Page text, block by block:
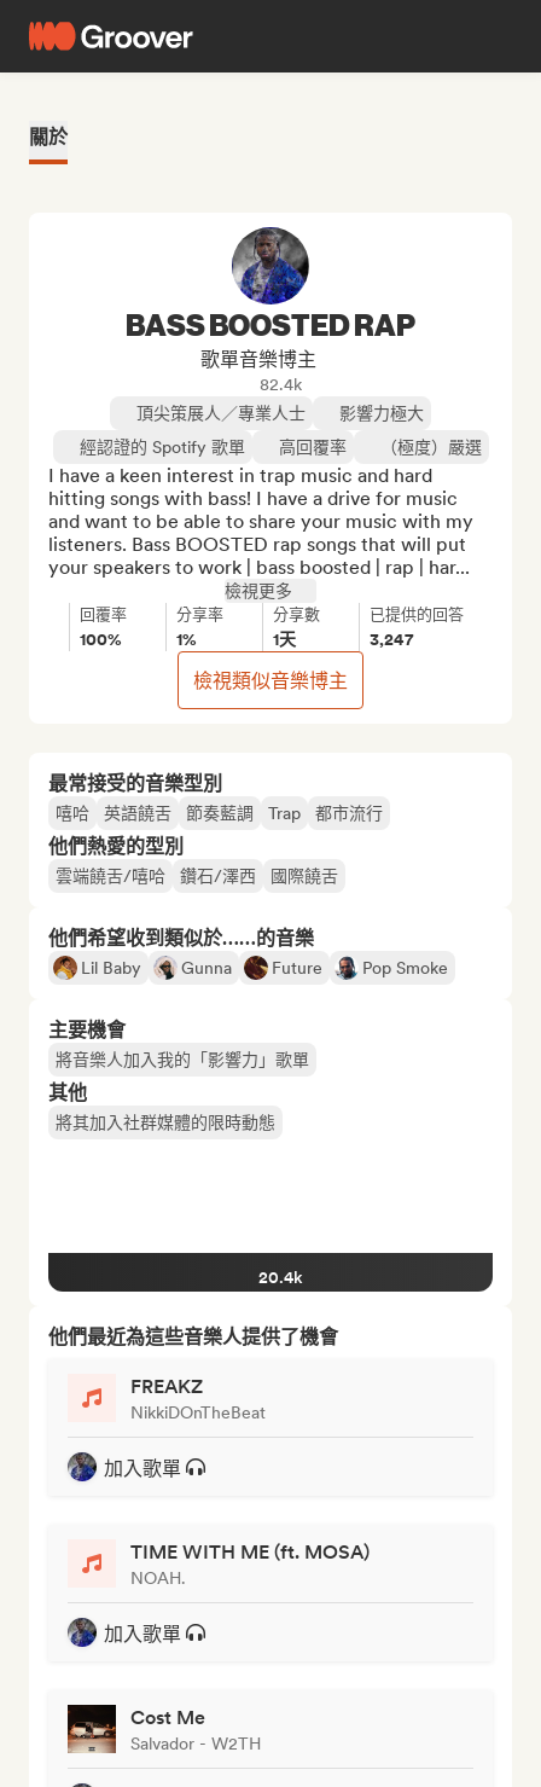
關於
最常接受的音樂型別
嘻哈 英語饒舌 節奏藍調 Trap 都市流行
他們熱愛的型別
雲端饒舌/嘻哈 鑽石/澤西 國際饒舌
他們希望收到類似於……的音樂
Lil Baby Gunna Future Pop Smoke
主要機會
將音樂人加入我的「影響力」歌單
其他
將其加入社群媒體的限時動態
20.4k
他們最近為這些音樂人提供了機會
FREAKZ
NikkiDOnTheBeat
加入歌單
TIME WITH ME (ft. MOSA)
NOAH.
加入歌單
Cost Me
Salvador - W2TH
BASS BOOSTED RAP
歌單音樂博主
82.4k
頂尖策展人／專業人士
影響力極大
經認證的 Spotify 歌單
高回覆率 （極度）嚴選
I have a keen interest in trap music and hard
hitting songs with bass! I have a drive for music
and want to be able to share your music with my
listeners. Bass BOOSTED rap songs that will put
your speakers to work | bass boosted | rap | har...
檢視更多
回覆率
100%
分享率
1%
分享數
1天
已提供的回答
3,247
檢視類似音樂博主